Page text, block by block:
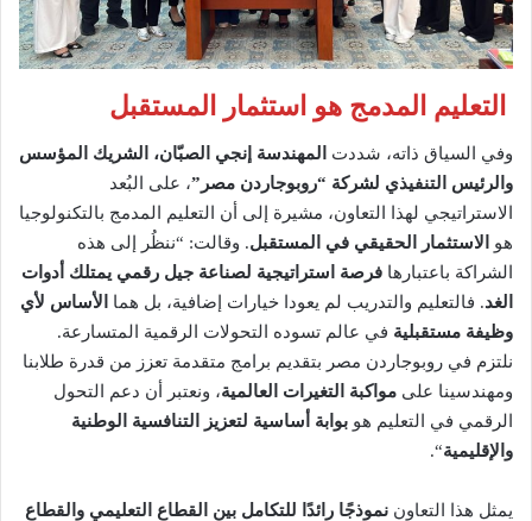
التعليم المدمج هو استثمار المستقبل
وفي السياق ذاته، شددت
المهندسة إنجي الصبّان، الشريك المؤسس
والرئيس التنفيذي لشركة “روبوجاردن مصر”، على البُعد
الاستراتيجي لهذا التعاون، مشيرة إلى أن التعليم المدمج بالتكنولوجيا
هو
الاستثمار الحقيقي في المستقبل. وقالت: “ننظُر إلى هذه
الشراكة باعتبارها فرصة استراتيجية لصناعة جيل رقمي يمتلك أدوات
الغد. فالتعليم والتدريب لم يعودا خيارات إضافية، بل هما
الأساس لأي
وظيفة مستقبلية في عالم تسوده التحولات الرقمية المتسارعة.
نلتزم في روبوجاردن مصر بتقديم برامج متقدمة تعزز من قدرة طلابنا
ومهندسينا على مواكبة التغيرات العالمية، ونعتبر أن دعم التحول
الرقمي في التعليم هو بوابة أساسية لتعزيز التنافسية الوطنية
والإقليمية“.
يمثل هذا التعاون نموذجًا رائدًا للتكامل بين القطاع التعليمي والقطاع